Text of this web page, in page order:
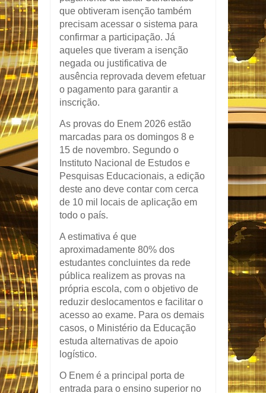
que obtiveram isenção também
precisam acessar o sistema para
confirmar a participação. Já
aqueles que tiveram a isenção
negada ou justificativa de
ausência reprovada devem efetuar
o pagamento para garantir a
inscrição.
As provas do Enem 2026 estão
marcadas para os domingos 8 e
15 de novembro. Segundo o
Instituto Nacional de Estudos e
Pesquisas Educacionais, a edição
deste ano deve contar com cerca
de 10 mil locais de aplicação em
todo o país.
A estimativa é que
aproximadamente 80% dos
estudantes concluintes da rede
pública realizem as provas na
própria escola, com o objetivo de
reduzir deslocamentos e facilitar o
acesso ao exame. Para os demais
casos, o Ministério da Educação
estuda alternativas de apoio
logístico.
O Enem é a principal porta de
entrada para o ensino superior no